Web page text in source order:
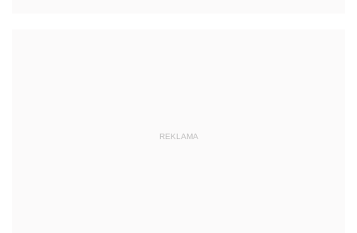
REKLAMA